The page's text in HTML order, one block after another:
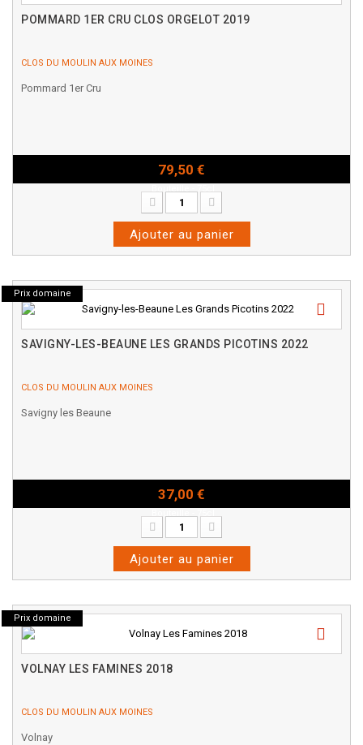
POMMARD 1ER CRU CLOS ORGELOT 2019
CLOS DU MOULIN AUX MOINES
Pommard 1er Cru
79,50 €
Ajouter au panier
Prix domaine
SAVIGNY-LES-BEAUNE LES GRANDS PICOTINS 2022
CLOS DU MOULIN AUX MOINES
Savigny les Beaune
37,00 €
Ajouter au panier
Prix domaine
VOLNAY LES FAMINES 2018
CLOS DU MOULIN AUX MOINES
Volnay